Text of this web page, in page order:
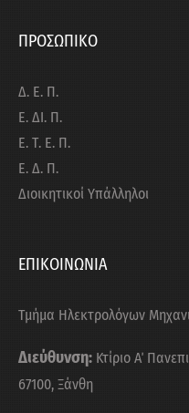
ΠΡΟΣΩΠΙΚΟ
Δ. Ε. Π.
Ε. ΔΙ. Π.
Ε. Τ. Ε. Π.
Ε. Δ. Π.
Διοικητικοί Υπάλληλοι
ΕΠΙΚΟΙΝΩΝΙΑ
Τμήμα Ηλεκτρολόγων
Διεύθυνση: Κτίριο Α΄
67100, Ξάνθη